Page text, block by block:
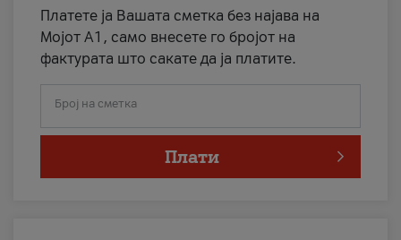
Платете ја Вашата сметка без најава на
Мојот А1, само внесете го бројот на
фактурата што сакате да ја платите.
Број на сметка
Плати